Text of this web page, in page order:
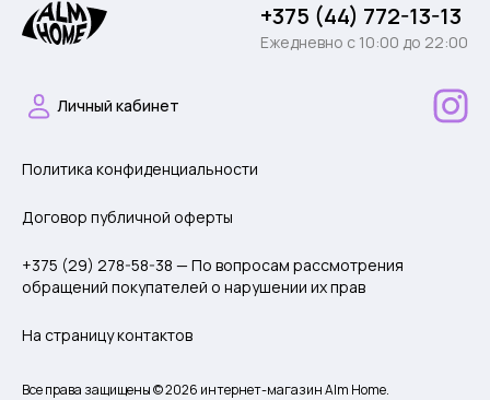
+375 (44) 772-13-13
Ежедневно c 10:00 до 22:00
Личный кабинет
Политика конфиденциальности
Договор публичной оферты
+375 (29) 278-58-38 — По вопросам рассмотрения
обращений покупателей о нарушении их прав
На страницу контактов
Все права защищены © 2026 интернет-магазин Alm Home.